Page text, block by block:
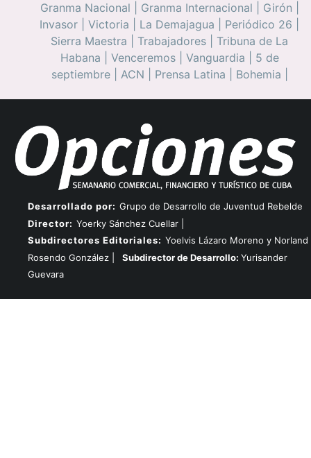
Granma Nacional
Granma Internacional Girón
Invasor
Victoria La Demajagua Periódico 26
Sierra Maestra
Trabajadores
Tribuna de La
Habana
Venceremos| Vanguardia
5 de
septiembre| ACN Prensa Latina Bohemia
Desarrollado por: Grupo de Desarrollo de Juventud Rebelde
Director: Yoerky Sánchez Cuellar |
Subdirectores Editoriales: Yoelvis Lázaro Moreno y Norland
Rosendo González |
Subdirector de Desarrollo: Yurisander
Guevara